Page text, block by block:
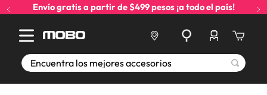
Envío gratis a partir de $499 pesos ¡a todo el país!
Encuentra los mejores accesorios